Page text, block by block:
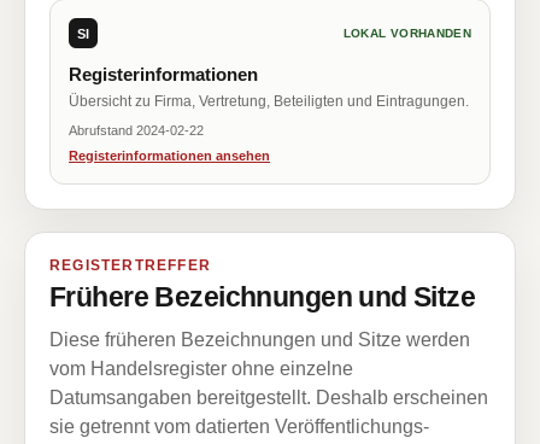
SI LOKAL VORHANDEN
Registerinformationen
Übersicht zu Firma, Vertretung, Beteiligten und Eintragungen.
Abrufstand 2024-02-22
Registerinformationen ansehen
REGISTERTREFFER
Frühere Bezeichnungen und Sitze
Diese früheren Bezeichnungen und Sitze werden
vom Handelsregister ohne einzelne
Datumsangaben bereitgestellt. Deshalb erscheinen
sie getrennt vom datierten Veröffentlichungs-